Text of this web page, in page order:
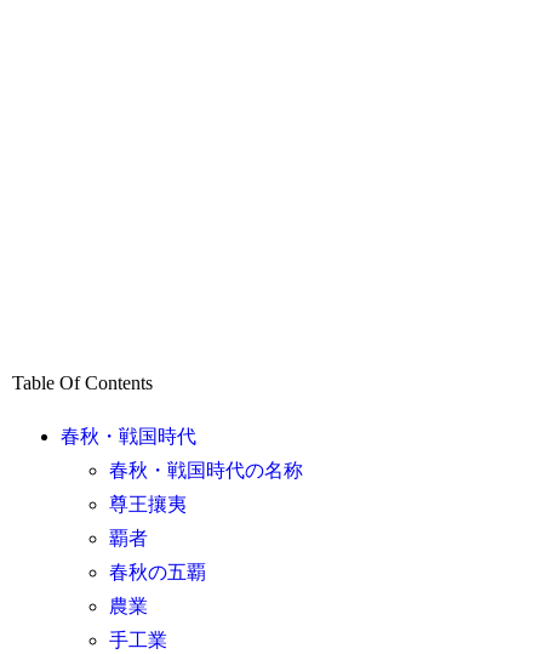
Table Of Contents
春秋・戦国時代
春秋・戦国時代の名称
尊王攘夷
覇者
春秋の五覇
農業
手工業